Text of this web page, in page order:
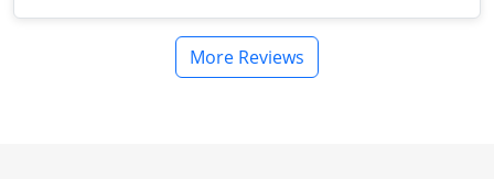
More Reviews